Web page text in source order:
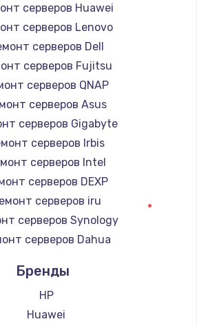
электронного модуля
управления
600 руб.
конфорки
1100 руб.
Заказать
платы сенсора
900 руб.
Заказать
режимов конфорки
900 руб.
Заказать
серверов Huawei
серверов Lenovo
серверов Dell
серверов Fujitsu
серверов QNAP
серверов Asus
серверов Gigabyte
серверов Irbis
серверов Intel
серверов DEXP
серверов iru
серверов Synology
серверов Dahua
Бренды
HP
Huawei